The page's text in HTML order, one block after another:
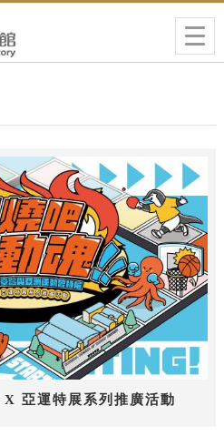
亞運特展系列推廣活動